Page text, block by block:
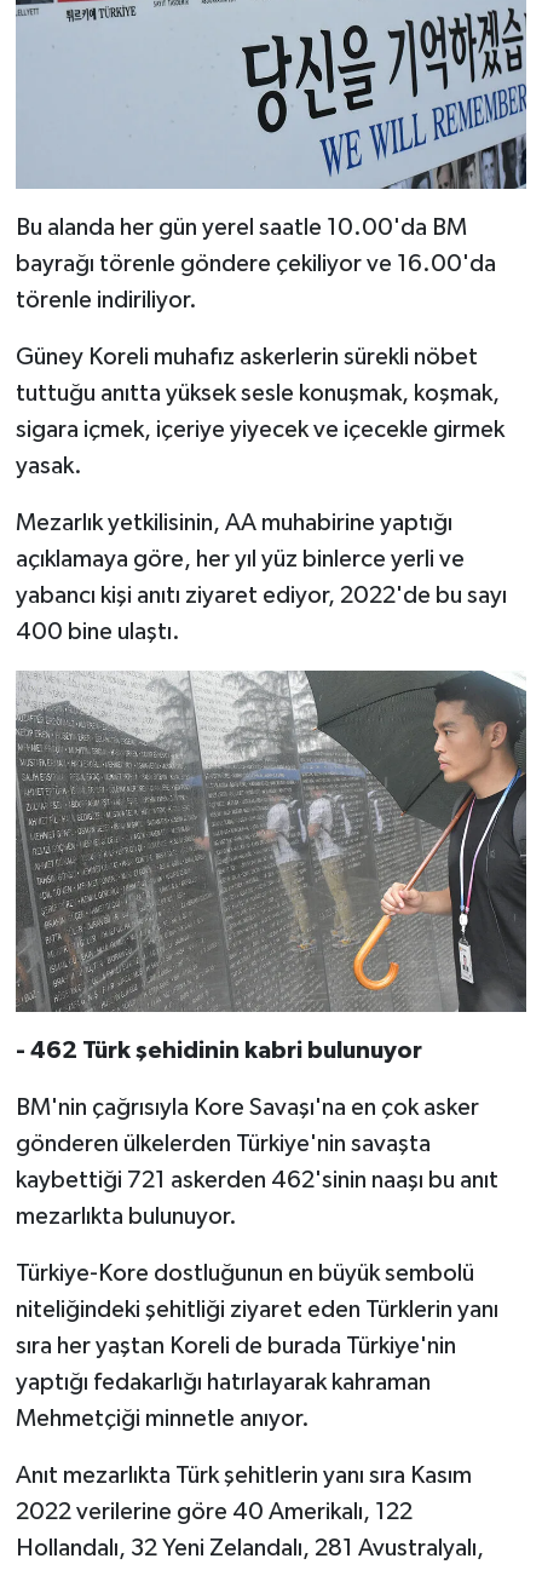
Bu alanda her gün yerel saatle 10.00'da BM
bayrağı törenle göndere çekiliyor ve 16.00'da
törenle indiriliyor.
Güney Koreli muhafız askerlerin sürekli nöbet
tuttuğu anıtta yüksek sesle konuşmak, koşmak,
sigara içmek, içeriye yiyecek ve içecekle girmek
yasak.
Mezarlık yetkilisinin, AA muhabirine yaptığı
açıklamaya göre, her yıl yüz binlerce yerli ve
yabancı kişi anıtı ziyaret ediyor, 2022'de bu sayı
400 bine ulaştı.
- 462 Türk şehidinin kabri bulunuyor
BM'nin çağrısıyla Kore Savaşı'na en çok asker
gönderen ülkelerden Türkiye'nin savaşta
kaybettiği 721 askerden 462'sinin naaşı bu anıt
mezarlıkta bulunuyor.
Türkiye-Kore dostluğunun en büyük sembolü
niteliğindeki şehitliği ziyaret eden Türklerin yanı
sıra her yaştan Koreli de burada Türkiye'nin
yaptığı fedakarlığı hatırlayarak kahraman
Mehmetçiği minnetle anıyor.
Anıt mezarlıkta Türk şehitlerin yanı sıra Kasım
2022 verilerine göre 40 Amerikalı, 122
Hollandalı, 32 Yeni Zelandalı, 281 Avustralyalı,
Malatya Müftülüğü
Manisa Müftülüğü
Mardin Müftülüğü
Mersin Müftülüğü
Muğla Müftülüğü
Muş Müftülüğü
Nevşehir Müftülüğü
Niğde Müftülüğü
Osmaniye Müftülüğü
Rize Müftülüğü
Sakarya Müftülüğü
Samsun Müftülüğü
Siirt Müftülüğü
Sinop Müftülüğü
Sivas Müftülüğü
Şırnak Müftülüğü
Tekirdağ Müftülüğü
Tokat Müftülüğü
Trabzon Müftülüğü
Tunceli Müftülüğü
Uşak Müftülüğü